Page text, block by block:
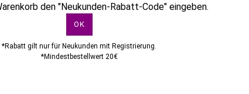
den "Neukunden-Rabatt-Code" eingeben.
OK
*Rabatt gilt nur für Neukunden mit Registrierung.
*Mindestbestellwert 20€
Konto erstellen
& KATALOGE
» Feilen & Tips » Nagelverlängerung-Tip »
« Erster « zurück weiter » Letzter »